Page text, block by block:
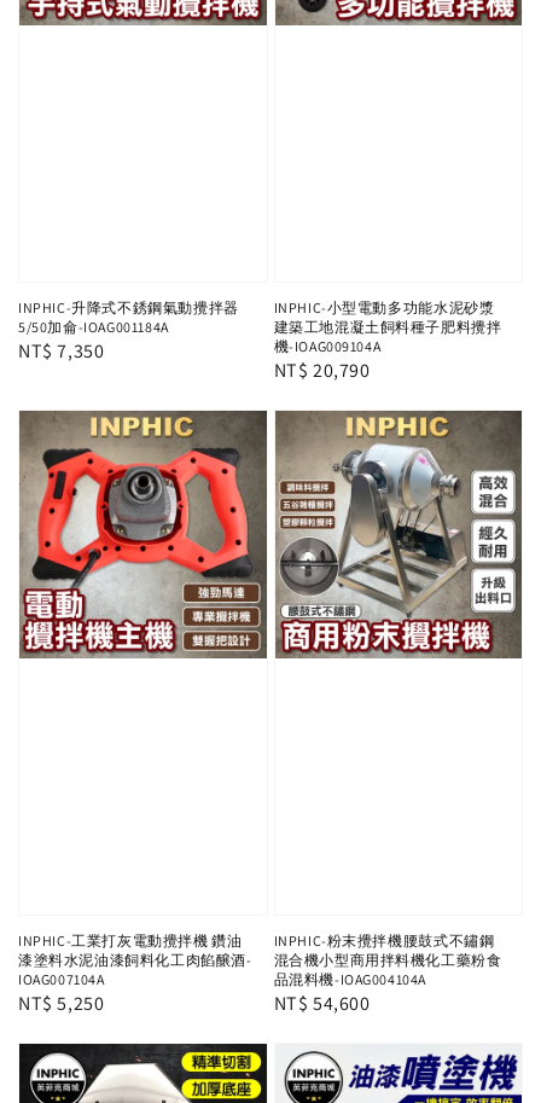
INPHIC-升降式不銹鋼氣動攪拌器
5/50加侖-IOAG001184A
Regular
NT$ 7,350
INPHIC-小型電動多功能水泥砂漿
建築工地混凝土飼料種子肥料攪拌
機-IOAG009104A
Regular
NT$ 20,790
INPHIC-工業打灰電動攪拌機 鑽油
漆塗料水泥油漆飼料化工肉餡醸酒-
IOAG007104A
Regular
NT$ 5,250
INPHIC-粉末攪拌機腰鼓式不鏽鋼
混合機小型商用拌料機化工藥粉食
品混料機-IOAG004104A
Regular
NT$ 54,600